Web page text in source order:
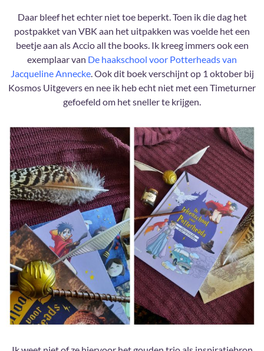
Daar bleef het echter niet toe beperkt. Toen ik die dag het
postpakket van VBK aan het uitpakken was voelde het een
beetje aan als Accio all the books. Ik kreeg immers ook een
exemplaar van De haakschool voor Potterheads van
Jacqueline Annecke. Ook dit boek verschijnt op 1 oktober bij
Kosmos Uitgevers en nee ik heb echt niet met een Timeturner
gefoefeld om het sneller te krijgen.